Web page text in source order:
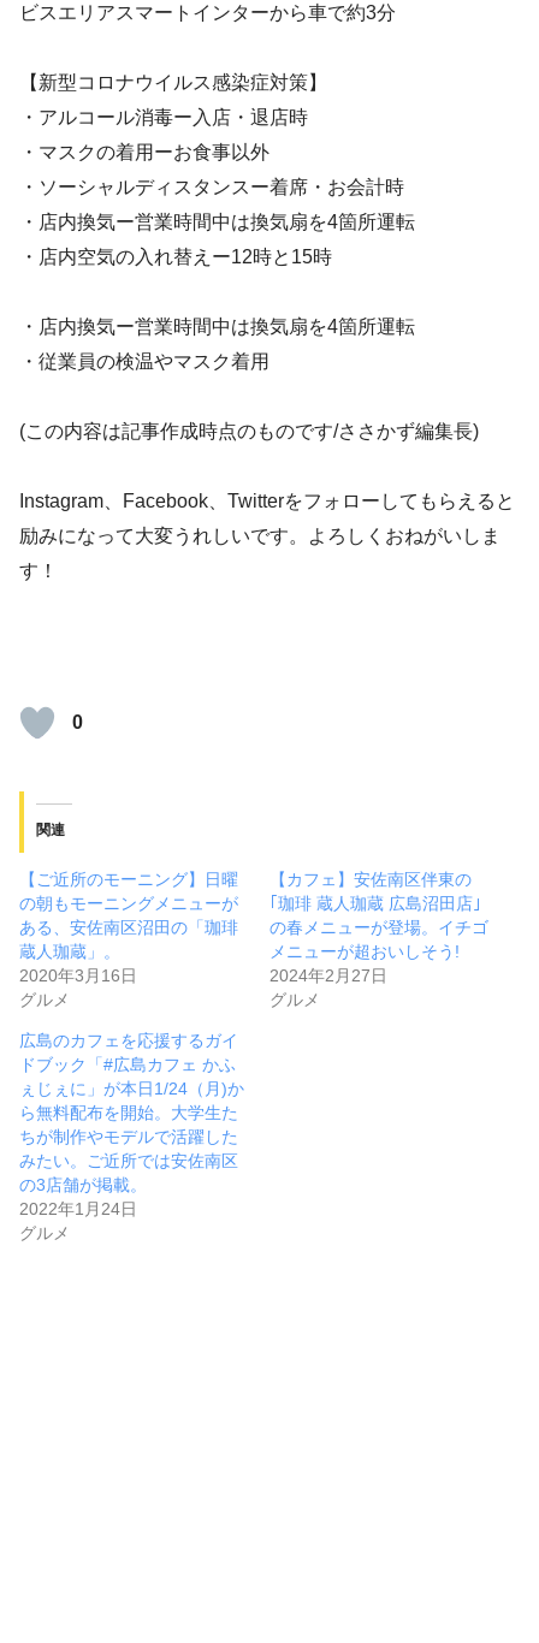
ビスエリアスマートインターから車で約3分
【新型コロナウイルス感染症対策】
・アルコール消毒ー入店・退店時
・マスクの着用ーお食事以外
・ソーシャルディスタンスー着席・お会計時
・店内換気ー営業時間中は換気扇を4箇所運転
・店内空気の入れ替えー12時と15時
・店内換気ー営業時間中は換気扇を4箇所運転
・従業員の検温やマスク着用
(この内容は記事作成時点のものです/ささかず編集長)
Instagram、Facebook、Twitterをフォローしてもらえると
励みになって大変うれしいです。よろしくおねがいしま
す！
0
関連
【ご近所のモーニング】日曜
の朝もモーニングメニューが
ある、安佐南区沼田の「珈琲
蔵人珈蔵」。
2020年3月16日
グルメ
【カフェ】安佐南区伴東の
｢珈琲 蔵人珈蔵 広島沼田店｣
の春メニューが登場。イチゴ
メニューが超おいしそう!
2024年2月27日
グルメ
広島のカフェを応援するガイ
ドブック「#広島カフェ かふ
ぇじぇに」が本日1/24（月)か
ら無料配布を開始。大学生た
ちが制作やモデルで活躍した
みたい。ご近所では安佐南区
の3店舗が掲載。
2022年1月24日
グルメ